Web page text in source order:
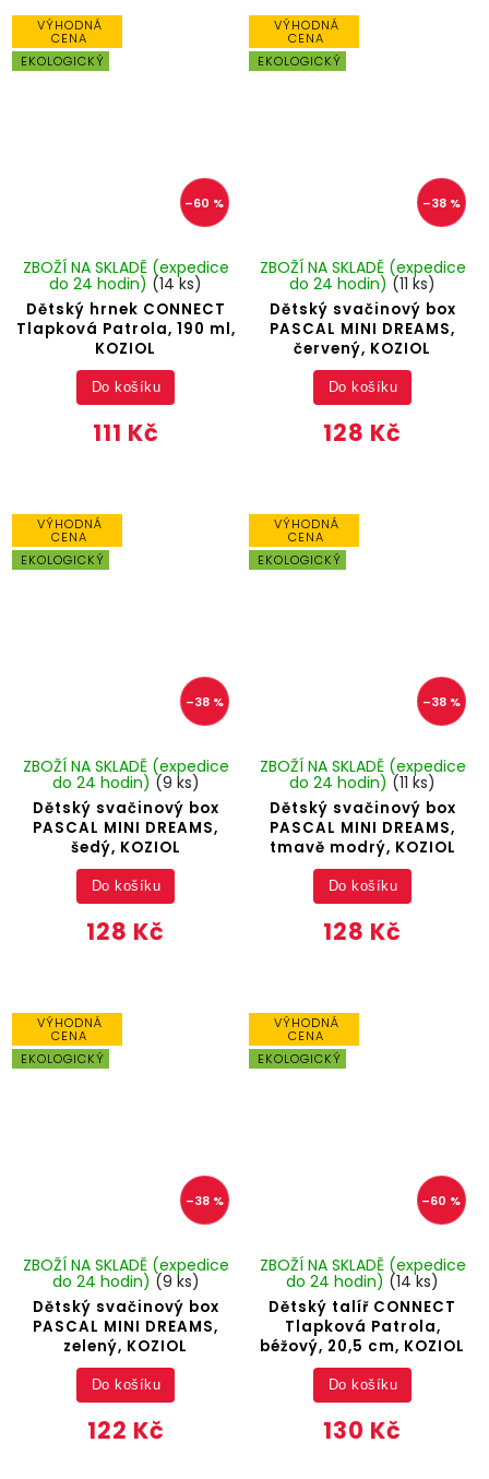
VÝHODNÁ
CENA
EKOLOGICKÝ
–60 %
Dětský hrnek CONNECT
Tlapková Patrola, 190 ml,
KOZIOL
ZBOŽÍ NA SKLADĚ (expedice
do 24 hodin) (14 ks)
111 Kč
Do košíku
VÝHODNÁ
CENA
EKOLOGICKÝ
–38 %
Dětský svačinový box
PASCAL MINI DREAMS,
červený, KOZIOL
ZBOŽÍ NA SKLADĚ (expedice
do 24 hodin) (11 ks)
128 Kč
Do košíku
VÝHODNÁ
CENA
EKOLOGICKÝ
–38 %
Dětský svačinový box
PASCAL MINI DREAMS,
šedý, KOZIOL
ZBOŽÍ NA SKLADĚ (expedice
do 24 hodin) (9 ks)
128 Kč
Do košíku
VÝHODNÁ
CENA
EKOLOGICKÝ
–38 %
Dětský svačinový box
PASCAL MINI DREAMS,
tmavě modrý, KOZIOL
ZBOŽÍ NA SKLADĚ (expedice
do 24 hodin) (11 ks)
128 Kč
Do košíku
VÝHODNÁ
CENA
EKOLOGICKÝ
–38 %
Dětský svačinový box
PASCAL MINI DREAMS,
zelený, KOZIOL
ZBOŽÍ NA SKLADĚ (expedice
do 24 hodin) (9 ks)
122 Kč
Do košíku
VÝHODNÁ
CENA
EKOLOGICKÝ
–60 %
Dětský talíř CONNECT
Tlapková Patrola,
béžový, 20,5 cm, KOZIOL
ZBOŽÍ NA SKLADĚ (expedice
do 24 hodin) (14 ks)
130 Kč
Do košíku